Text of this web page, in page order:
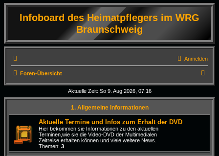
Infoboard des Heimatpflegers im WRG
Braunschweig
Anmelden
Foren-Übersicht
u
c
Aktuelle Zeit: So 9. Aug 2026, 07:16
1. Allgemeine Informationen
Aktuelle Termine und Infos zum Erhalt der DVD
Hier bekommen sie Informationen zu den aktuellen
Terminen,wie sie die Video-DVD der Multimedialen
Zeitreise erhalten können und viele weitere News.
Themen: 3